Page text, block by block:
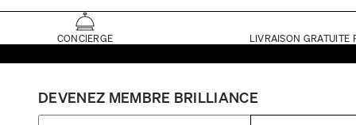
CONCIERGE LIVRAISON GRATUITE
DEVENEZ MEMBRE BRILLIANCE